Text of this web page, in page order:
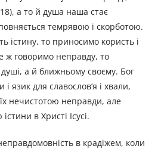
а то й душа наша стає
темрявою і скорботою.
істину, то приносимо користь і
ж говоримо неправду, то
а й ближньому своєму. Бог
язик для славослов’я і хвали,
нечистотою неправди, але
в Христі Ісусі.
в крадіжем, коли